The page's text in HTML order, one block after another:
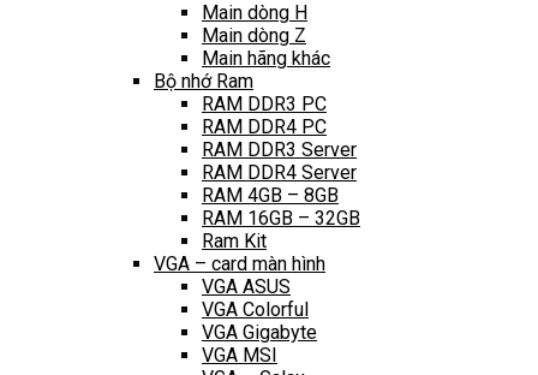
Main dòng H
Main dòng Z
Main hãng khác
Bộ nhớ Ram
RAM DDR3 PC
RAM DDR4 PC
RAM DDR3 Server
RAM DDR4 Server
RAM 4GB – 8GB
RAM 16GB – 32GB
Ram Kit
VGA – card màn hình
VGA ASUS
VGA Colorful
VGA Gigabyte
VGA MSI